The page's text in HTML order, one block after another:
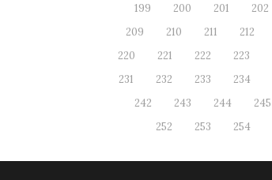
199
200 201 202
209
210 211 212
220
221 222 223
231
232 233 234
242
243 244 245
252
253 254